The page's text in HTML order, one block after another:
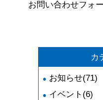
お問い合わせフォ
カ
お知らせ(71)
イベント(6)